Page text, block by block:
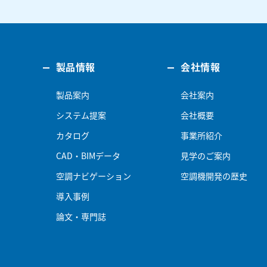
製品情報
製品案内
システム提案
カタログ
CAD・BIMデータ
空調ナビゲーション
導入事例
論文・専門誌
会社情報
会社案内
会社概要
事業所紹介
見学のご案内
空調機開発の歴史